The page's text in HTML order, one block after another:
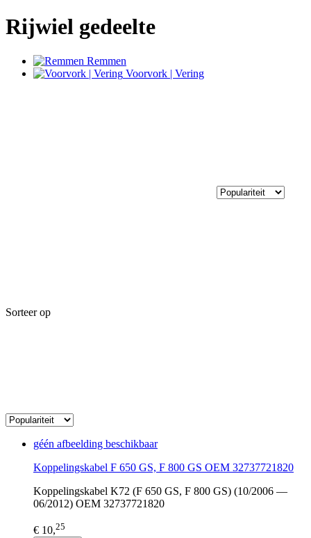
Rijwiel gedeelte
Remmen
Voorvork | Vering
Sorteer op
géén afbeelding beschikbaar
Koppelingskabel F 650 GS, F 800 GS OEM 32737721820
Koppelingskabel K72 (F 650 GS, F 800 GS) (10/2006 —
06/2012) OEM 32737721820
€ 10,25